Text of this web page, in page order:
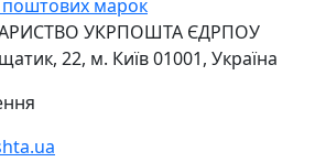
поштових марок
УКРПОШТА ЄДРПОУ
22, м. Київ01001, Україна